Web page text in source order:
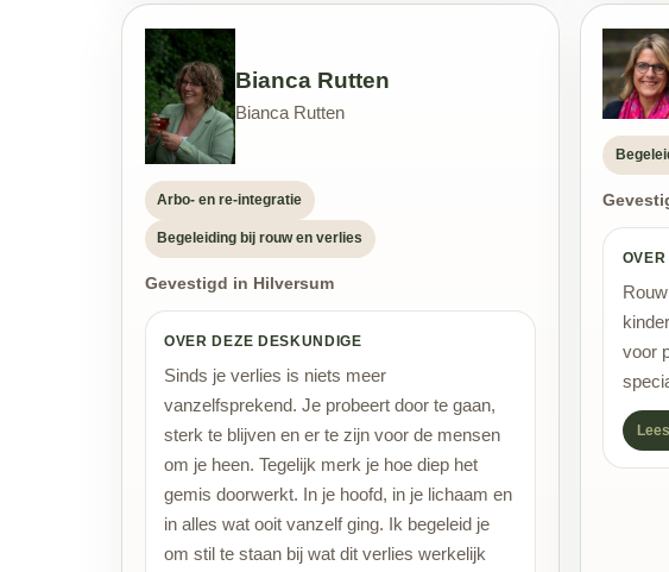
Bianca Rutten
Bianca Rutten
Arbo- en re-integratie
Begeleiding bij rouw en verlies
Gevestigd in Hilversum
OVER DEZE DESKUNDIGE
Sinds je verlies is niets meer
vanzelfsprekend. Je probeert door te gaan,
sterk te blijven en er te zijn voor de mensen
om je heen. Tegelijk merk je hoe diep het
gemis doorwerkt. In je hoofd, in je lichaam en
in alles wat ooit vanzelf ging. Ik begeleid je
om stil te staan bij wat dit verlies werkelijk
voor